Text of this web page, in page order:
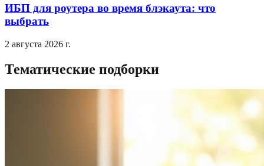
ИБП для роутера во время блэкаута: что
выбрать
2 августа 2026 г.
Тематические подборки